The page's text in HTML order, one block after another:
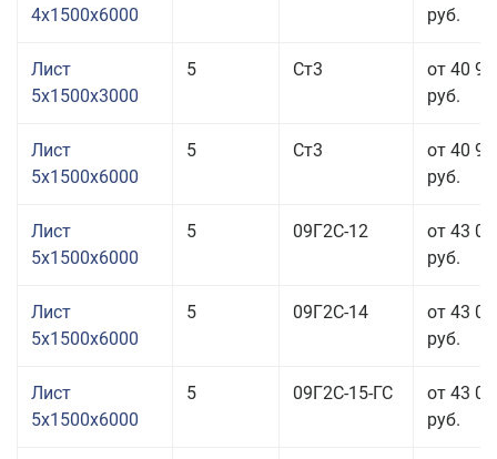
4x1500x6000
руб.
Лист
5x1500x3000
5 Ст3
от 40
руб.
Лист
5x1500x6000
5 Ст3
от 40
руб.
Лист
5x1500x6000
5 09Г2С-12
от 43
руб.
Лист
5x1500x6000
5 09Г2С-14
от 43
руб.
Лист
5x1500x6000
5 09Г2С-15-ГС
от 43
руб.